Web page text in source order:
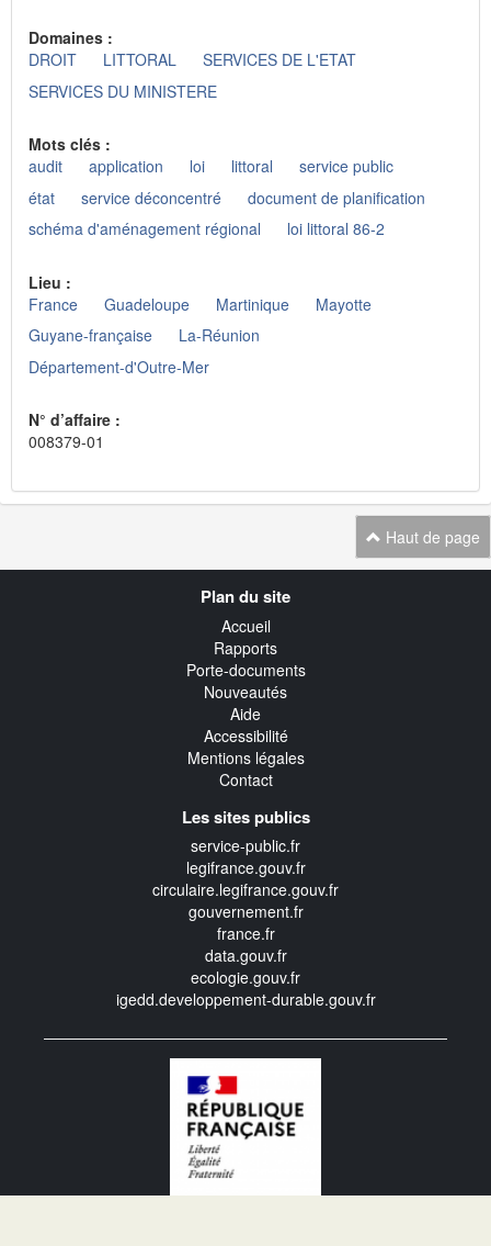
Domaines :
DROIT
LITTORAL
SERVICES DE L'ETAT
SERVICES DU MINISTERE
Mots clés :
audit
application loi littoral
service public
état
service déconcentré
document de planification
schéma d'aménagement régional
loi littoral 86-2
Lieu :
France
Guadeloupe Martinique
Mayotte
Guyane-française
La-Réunion
Département-d'Outre-Mer
N° d’affaire :
008379-01
Haut de page
Plan du site
Accueil
Rapports
Porte-documents
Nouveautés
Aide
Accessibilité
Mentions légales
Contact
Les sites publics
service-public.fr
legifrance.gouv.fr
circulaire.legifrance.gouv.fr
gouvernement.fr
france.fr
data.gouv.fr
ecologie.gouv.fr
igedd.developpement-durable.gouv.fr